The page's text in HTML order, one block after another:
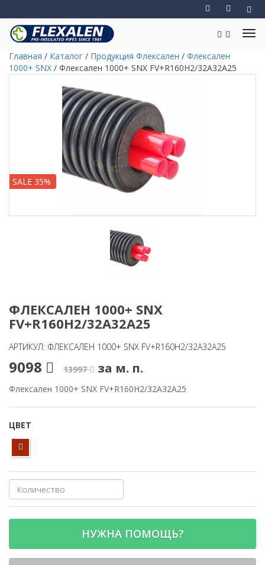
Главная / Каталог / Продукция Флексален / Флексален
1000+ SNX / Флексален 1000+ SNX FV+R160H2/32A32A25
SALE 35%
ФЛЕКСАЛЕН 1000+ SNX
FV+R160H2/32A32A25
АРТИКУЛ: ФЛЕКСАЛЕН 1000+ SNX FV+R160H2/32A32A25
9098 13997 за м. п.
Флексален 1000+ SNX FV+R160H2/32A32A25
ЦВЕТ
НУЖНА ПОМОЩЬ?